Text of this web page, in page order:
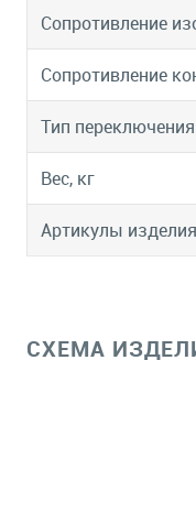
Сопротивление
Сопротивление
Тип переключения
Вес, кг
Артикулы изделия
СХЕМА